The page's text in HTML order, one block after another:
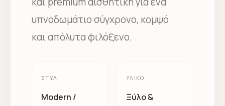
υπνοδωμάτιο σύγχρονο, κομψό
και απόλυτα φιλόξενο.
ΣΤΥΛ
Modern /
ΥΛΙΚΌ
Ξύλο &